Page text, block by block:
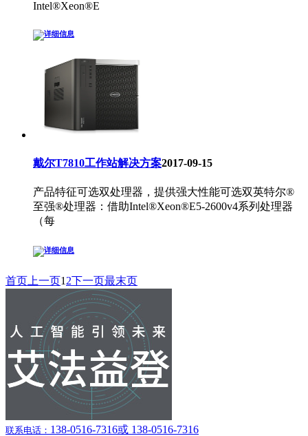
Intel®Xeon®E
戴尔T7810工作站解决方案2017-09-15
产品特征可选双处理器，提供强大性能可选双英特尔®
至强®处理器：借助Intel®Xeon®E5-2600v4系列处理器
（每
首页 上一页1 2下一页最末页
联系电话： 138-0516-7316或 138-0516-7316